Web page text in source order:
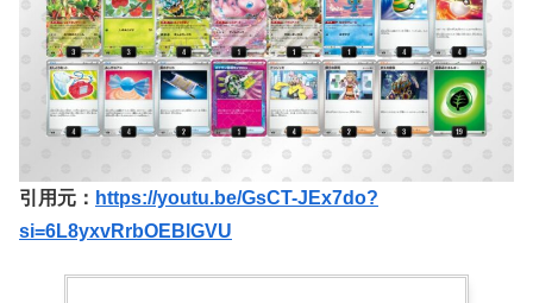
引用元： https://youtu.be/GsCT-JEx7do?
si=6L8yxvRrbOEBlGVU